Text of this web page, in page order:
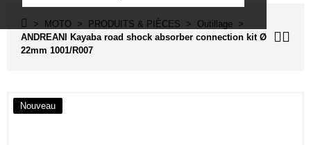
MOTO PRODUITS & PIÈCES
Outillage
ANDREANI Kayaba road shock absorber connection kit Ø
22mm 1001/R007
Nouveau